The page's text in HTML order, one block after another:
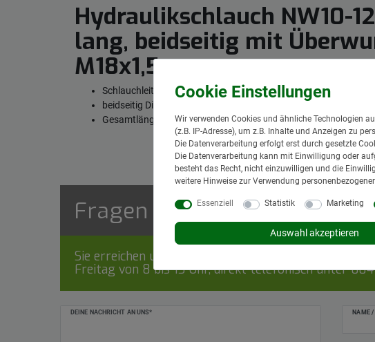
Hydraulikschlauch NW10-
lang, beidseitig mit
M18x1,5
Schlauchleitung NW10 fertig gepresst mit 2 Stahldrahteinlagen
beidseitig Dichtkopf mit Überwurfmutter 12-L (M18x1,5)
Gesamtlänge: 700 mm
Fragen zum Artikel
Sie erreichen uns Montag bis Donnerstag von 8 bis 12
Freitag von 8 bis 13 Uhr, direkt telefonisch unter
DEINE NACHRICHT AN UNS* NAME /
Ceres::Template.mailFormHoneypotLabel
Wir verwenden Cookies und ähnliche Technologien
(z.B. IP-Adresse), um z.B. Inhalte und Anzeigen zu
Die Datenverarbeitung erfolgt erst durch gesetzte
Die Datenverarbeitung kann mit Einwilligung oder
besteht das Recht, nicht einzuwilligen und die
weitere Hinweise zur Verwendung
Essenziell Statistik Marketing
Auswahl akzeptieren